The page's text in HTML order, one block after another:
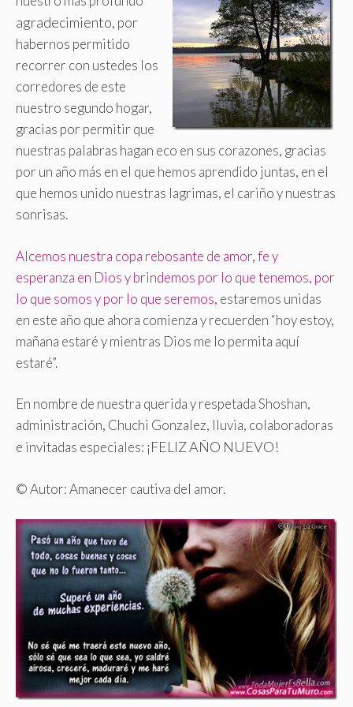
agradecimiento, por
habernos permitido
recorrer con ustedes los
corredores de este
nuestro segundo hogar,
gracias por permitir que
nuestras palabras hagan eco en sus corazones, gracias
por un año más en el que hemos aprendido juntas, en el
que hemos unido nuestras lagrimas, el cariño y nuestras
sonrisas.
Alcemos nuestra copa rebosante de amor, fe y
esperanza en Dios y brindemos por lo que tenemos, por
lo que somos y por lo que seremos, estaremos unidas
en este año que ahora comienza y recuerden “hoy estoy,
mañana estaré y mientras Dios me lo permita aquí
estaré”.
En nombre de nuestra querida y respetada Shoshan,
administración, Chuchi Gonzalez, lluvia, colaboradoras
e invitadas especiales: ¡FELIZ AÑO NUEVO!
© Autor: Amanecer cautiva del amor.